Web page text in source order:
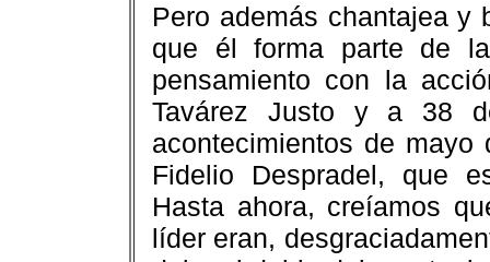
Pero además chantajea y
que él forma parte de
pensamiento con la
Tavárez Justo y a 38
acontecimientos de mayo
Fidelio Despradel, que
Hasta ahora, creíamos
líder eran,